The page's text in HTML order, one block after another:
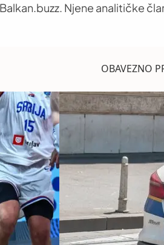
Njene analitičke
OBAVEZNO